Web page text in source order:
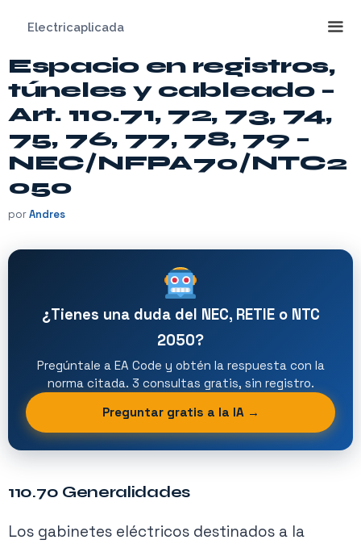
contenido
Electricaplicada
Espacio en registros,
túneles y cableado –
Art. 110.71, 72, 73, 74,
75, 76, 77, 78, 79 –
NEC/NFPA70/NTC2
050
porAndres
¿Tienes una duda del NEC, RETIE o NTC
2050?
Pregúntale a EA Code y obtén la respuesta con la
norma citada. 3 consultas gratis, sin registro.
Preguntar gratis a la IA →
110.70 Generalidades
Los gabinetes eléctricos destinados a la